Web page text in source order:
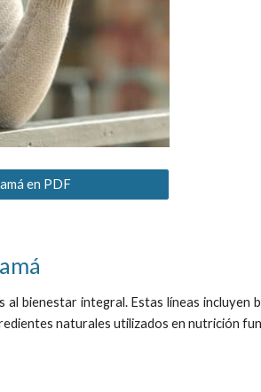
en PDF
bienestar integral. Estas líneas incluyen
naturales utilizados en nutrición